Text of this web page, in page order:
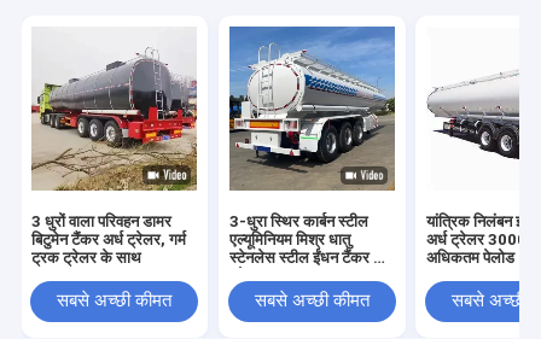
3 धुरों वाला परिवहन डामर
बिटुमेन टैंकर अर्ध ट्रेलर, गर्म
ट्रक ट्रेलर के साथ
सबसे अच्छी कीमत
3-धुरा स्थिर कार्बन स्टील
एल्यूमिनियम मिश्र धातु
स्टेनलेस स्टील ईंधन टैंकर अर्ध
सबसे अच्छी कीमत
यांत्रिक निलंबन
अर्ध ट्रेलर
अधिकतम पेलोड
सबसे अच्छी